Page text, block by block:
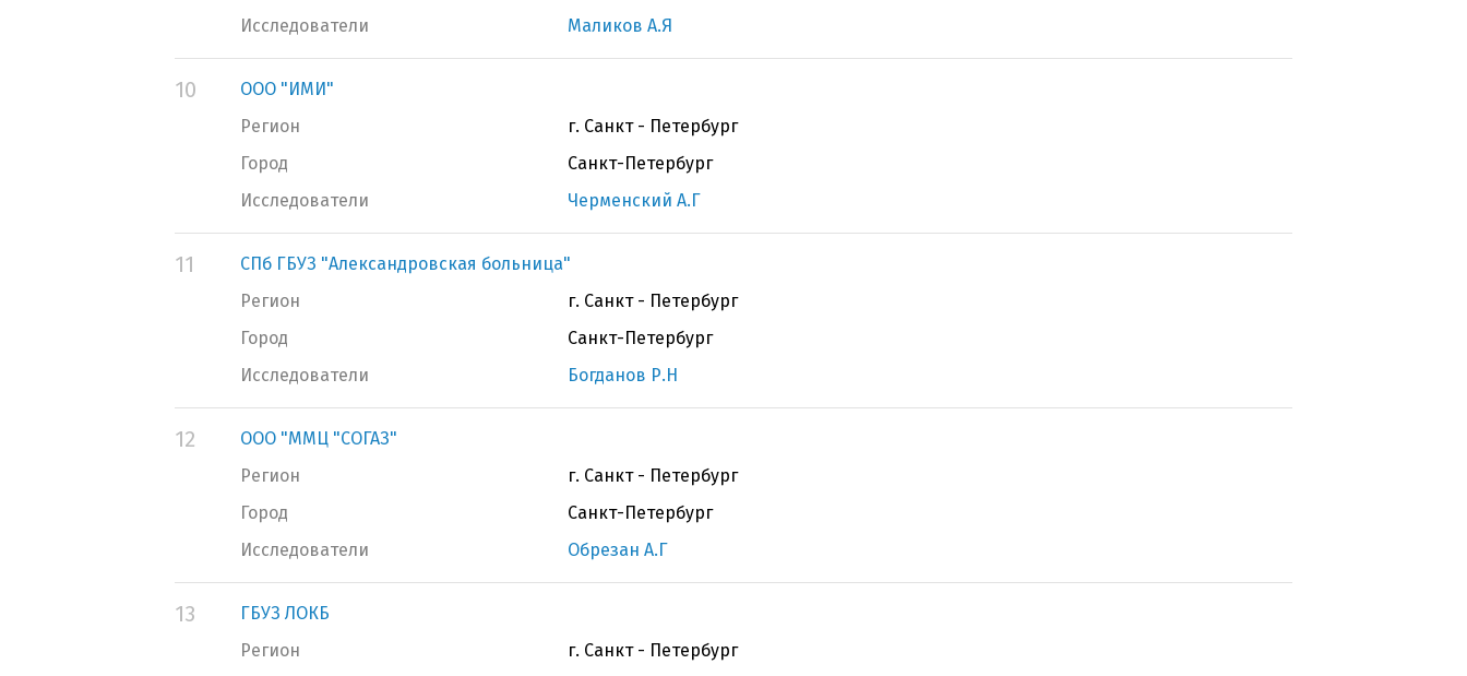
Исследователи
Маликов А.Я
10
ООО "ИМИ"
Регион
г. Санкт - Петербург
Город
Санкт-Петербург
Исследователи
Черменский А.Г
11
СПб ГБУЗ "Александровская больница"
Регион
г. Санкт - Петербург
Город
Санкт-Петербург
Исследователи
Богданов Р.Н
12
ООО "ММЦ "СОГАЗ"
Регион
г. Санкт - Петербург
Город
Санкт-Петербург
Исследователи
Обрезан А.Г
13
ГБУЗ ЛОКБ
Регион
г. Санкт - Петербург